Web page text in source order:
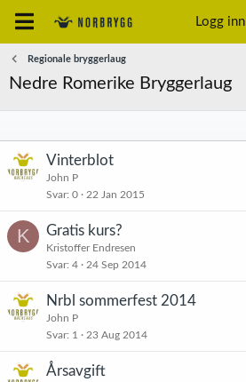
Logg inn
Regionale bryggerlaug
Nedre Romerike Bryggerlaug
Vinterblot
John P
Svar 0 22 Jan 2015
K Gratis kurs?
Kristoffer Endresen
Svar 4 24 Sep 2014
Nrbl sommerfest 2014
John P
Svar 1 23 Aug 2014
Årsavgift